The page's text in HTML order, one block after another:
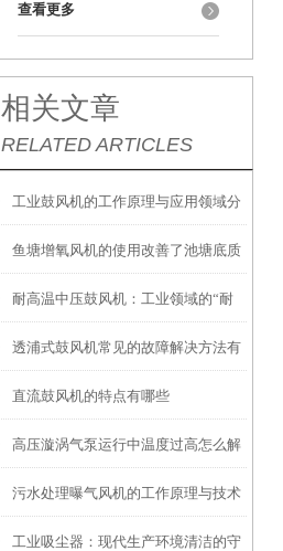
查看更多
相关文章
RELATED ARTICLES
工业鼓风机的工作原理与应用领域分
析
鱼塘增氧风机的使用改善了池塘底质
耐高温中压鼓风机：工业领域的“耐
热勇士”
透浦式鼓风机常见的故障解决方法有
哪些？
直流鼓风机的特点有哪些
高压漩涡气泵运行中温度过高怎么解
决
污水处理曝气风机的工作原理与技术
优势
工业吸尘器：现代生产环境清洁的守